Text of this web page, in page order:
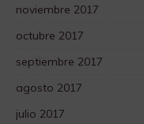
noviembre 2017
octubre 2017
septiembre 2017
agosto 2017
julio 2017